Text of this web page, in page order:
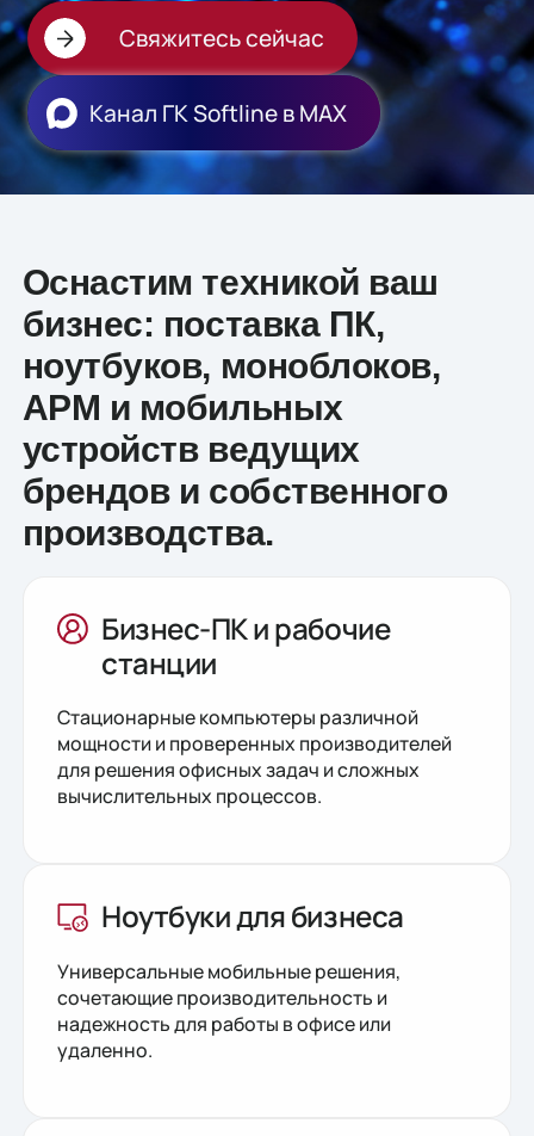
Свяжитесь сейчас
Канал ГК Softline в МАХ
Оснастим техникой ваш
бизнес: поставка ПК,
ноутбуков, моноблоков,
АРМ и мобильных
устройств ведущих
брендов и собственного
производства.
Бизнес-ПК и рабочие
станции
Стационарные компьютеры различной
мощности и проверенных производителей
для решения офисных задач и сложных
вычислительных процессов.
Ноутбуки для бизнеса
Универсальные мобильные решения,
сочетающие производительность и
надежность для работы в офисе или
удаленно.